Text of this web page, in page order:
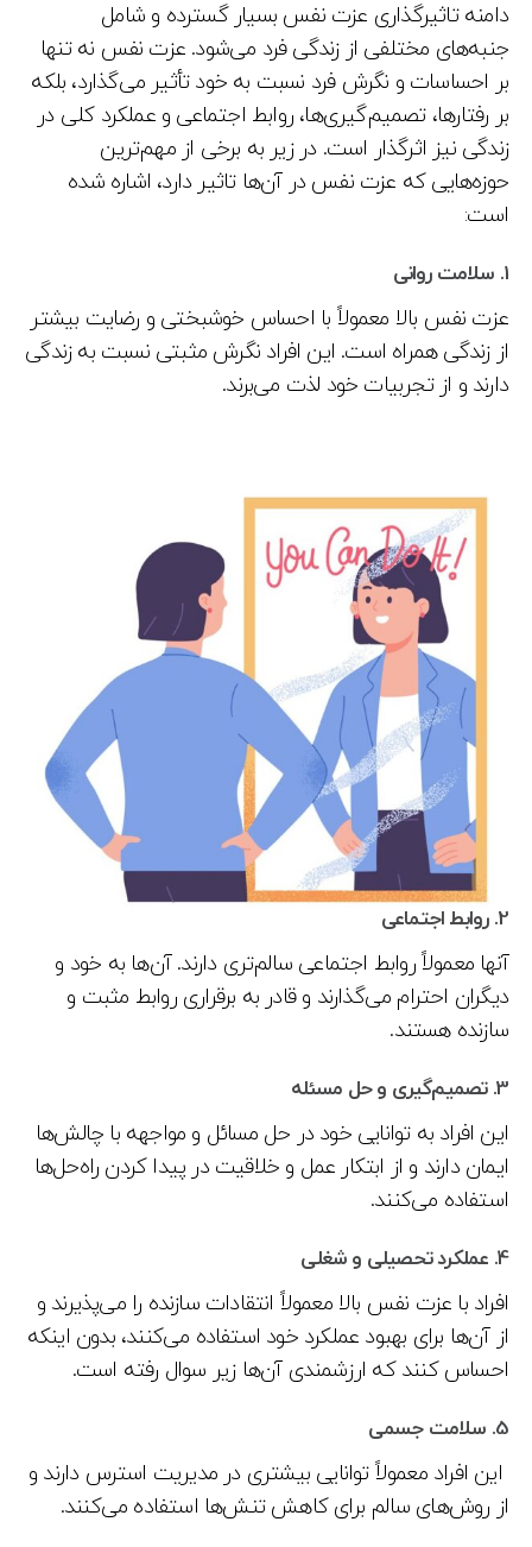
دامنه تاثیرگذاری عزت نفس بسیار گسترده و شامل
جنبه‌های مختلفی از زندگی فرد می‌شود. عزت نفس نه تنها
بر احساسات و نگرش فرد نسبت به خود تأثیر می‌گذارد، بلکه
بر رفتارها، تصمیم‌گیری‌ها، روابط اجتماعی و عملکرد کلی در
زندگی نیز اثرگذار است. در زیر به برخی از مهم‌ترین
حوزه‌هایی که عزت نفس در آن‌ها تاثیر دارد، اشاره شده
است:
سلامت روانی
عزت نفس بالا معمولاً با احساس خوشبختی و رضایت بیشتر
از زندگی همراه است. این افراد نگرش مثبتی نسبت به زندگی
دارند و از تجربیات خود لذت می‌برند.
روابط اجتماعی
آنها معمولاً روابط اجتماعی سالم‌تری دارند. آن‌ها به خود و
دیگران احترام می‌گذارند و قادر به برقراری روابط مثبت و
سازنده هستند.
تصمیم‌گیری و حل مسئله
این افراد به توانایی خود در حل مسائل و مواجهه با چالش‌ها
ایمان دارند و از ابتکار عمل و خلاقیت در پیدا کردن راه‌حل‌ها
استفاده می‌کنند.
عملکرد تحصیلی و شغلی
افراد با عزت نفس بالا معمولاً انتقادات سازنده را می‌پذیرند و
از آن‌ها برای بهبود عملکرد خود استفاده می‌کنند، بدون اینکه
احساس کنند که ارزشمندی آن‌ها زیر سوال رفته است.
سلامت جسمی
این افراد معمولاً توانایی بیشتری در مدیریت استرس دارند و
از روش‌های سالم برای کاهش تنش‌ها استفاده می‌کنند.